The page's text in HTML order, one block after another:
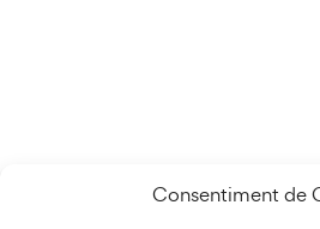
Consentiment de